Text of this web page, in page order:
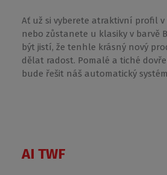
Ať už si vyberete atraktivní profil v
nebo zůstanete u klasiky v barvě
být jistí, že tenhle krásný nový
dělat radost. Pomalé a tiché
bude řešit náš automatický systém
AI TWF